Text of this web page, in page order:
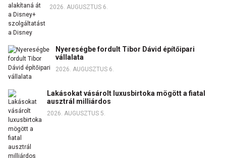
2026. AUGUSZTUS 6.
Nyereségbe fordult Tibor Dávid építőipari
vállalata
2026. AUGUSZTUS 6.
Lakásokat vásárolt luxusbirtoka mögött a fiatal
ausztrál milliárdos
2026. AUGUSZTUS 5.